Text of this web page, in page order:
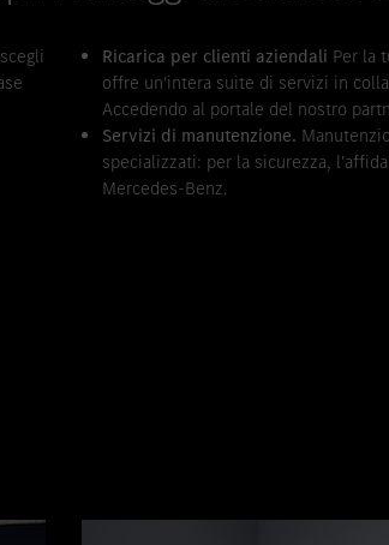
Ricarica per clienti aziendali Per la
offre un'intera suite di servizi in
Accedendo al portale del nostro
Servizi di manutenzione.
specializzati: per la sicurezza,
Mercedes-Benz.